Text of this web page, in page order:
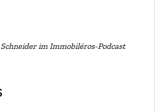
Schneider im Immobiléros-Podcast